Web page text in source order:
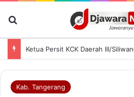
Kab. Tangerang